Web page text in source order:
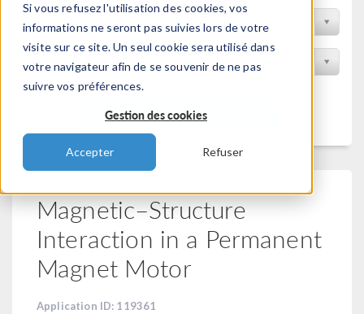
Si vous refusez l'utilisation des cookies, vos
informations ne seront pas suivies lors de votre
visite sur ce site. Un seul cookie sera utilisé dans
votre navigateur afin de se souvenir de ne pas
suivre vos préférences.
Gestion des cookies
Accepter Refuser
Trier par Discipline
Filtrer par produit
Filtrer
Magnetic–Structure
Interaction in a Permanent
Magnet Motor
Application ID: 119361